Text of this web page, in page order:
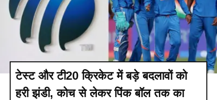
टेस्ट और टी20 क्रिकेट में बड़े बदलावों को
हरी झंडी, कोच से लेकर पिंक बॉल तक का